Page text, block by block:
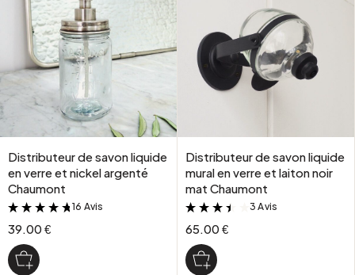
Distributeur de savon liquide
en verre et nickel argenté
Chaumont
&
16 Avis
39.00 €
Distributeur de savon liquide
mural en verre et laiton noir
mat Chaumont
&
3 Avis
65.00 €